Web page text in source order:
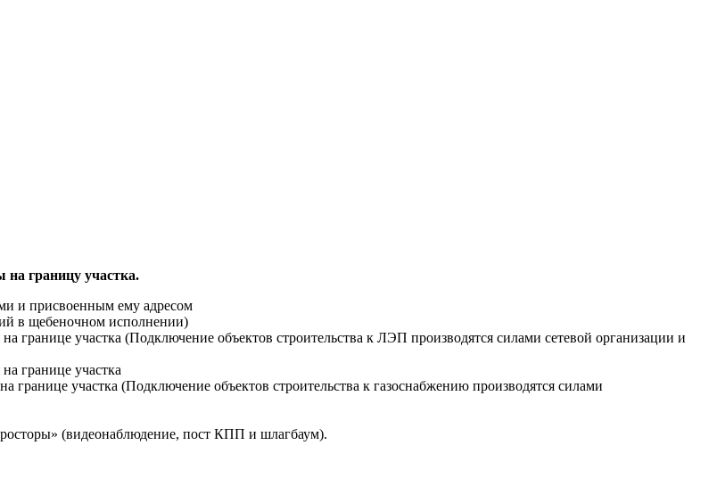
границу участка.
и присвоенным ему адресом
в щебеночном исполнении)
границе участка (Подключение объектов строительства к ЛЭП производятся силами сетевой организации и
границе участка
границе участка (Подключение объектов строительства к газоснабжению производятся силами
(видеонаблюдение, пост КПП и шлагбаум).